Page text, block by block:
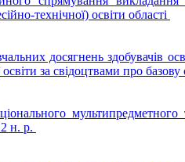
технічної) освіти області
досягнень здобувачів
освіти за свідоцтвами про
мультипредметного
н. р.